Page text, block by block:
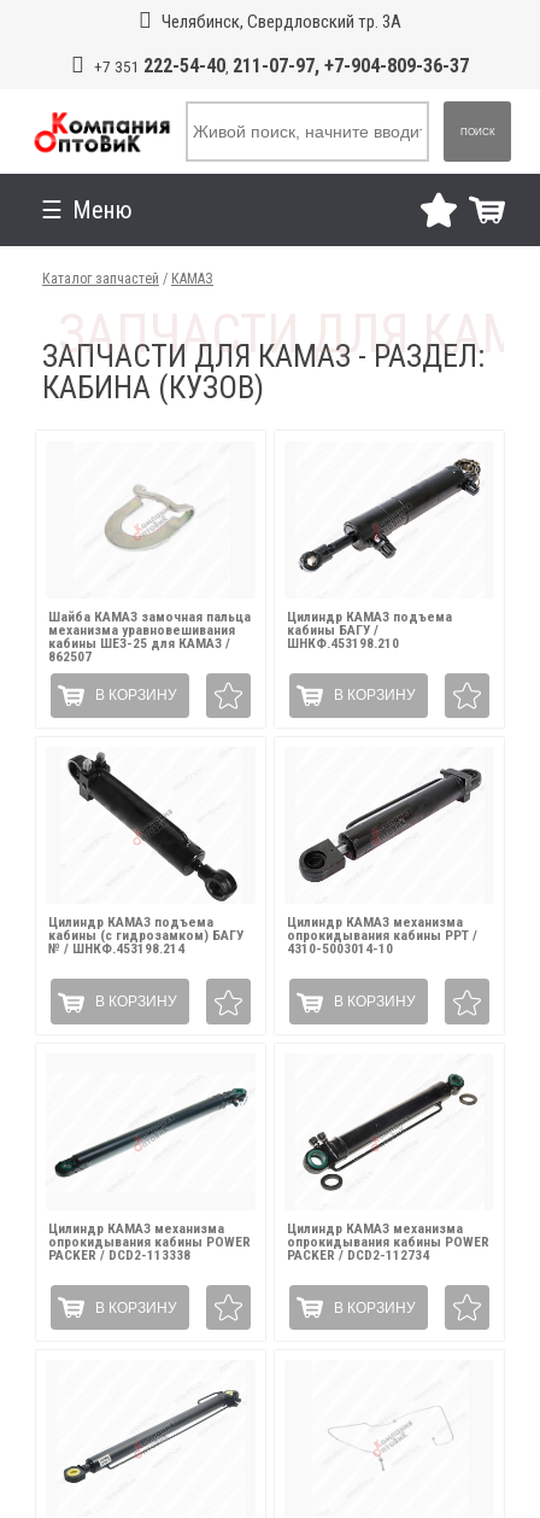
Челябинск, Свердловский тр. 3А
+7 351 222-54-40, 211-07-97, +7-904-809-36-37
ПОИСК
Меню
Каталог запчастей / КАМАЗ
ЗАПЧАСТИ ДЛЯ КАМАЗ - РАЗДЕЛ:
КАБИНА (КУЗОВ)
Шайба КАМАЗ замочная пальца
механизма уравновешивания
кабины ШЕЗ-25 для КАМАЗ /
862507
В КОРЗИНУ
Цилиндр КАМАЗ подъема
кабины БАГУ /
ШНКФ.453198.210
В КОРЗИНУ
Цилиндр КАМАЗ подъема
кабины (с гидрозамком) БАГУ
№ / ШНКФ.453198.214
В КОРЗИНУ
Цилиндр КАМАЗ механизма
опрокидывания кабины PPT /
4310-5003014-10
В КОРЗИНУ
Цилиндр КАМАЗ механизма
опрокидывания кабины POWER
PACKER / DCD2-113338
В КОРЗИНУ
Цилиндр КАМАЗ механизма
опрокидывания кабины POWER
PACKER / DCD2-112734
В КОРЗИНУ